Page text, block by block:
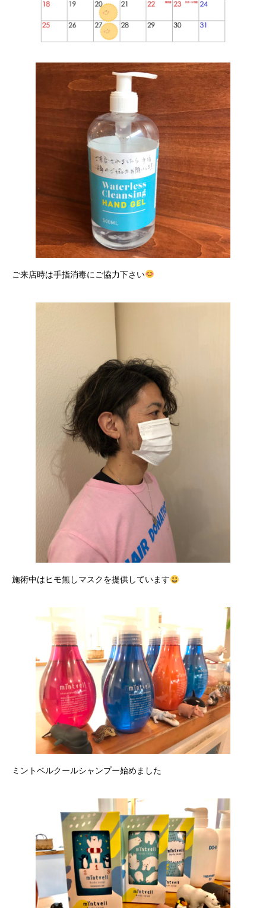
ご来店時は手指消毒にご協力下さい
施術中はヒモ無しマスクを提供しています
ミントベルクールシャンプー始めました